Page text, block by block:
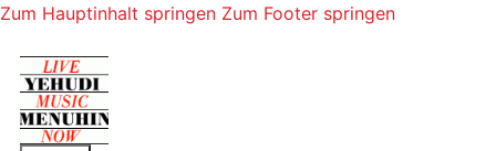
Zum Hauptinhalt springen Zum Footer springen